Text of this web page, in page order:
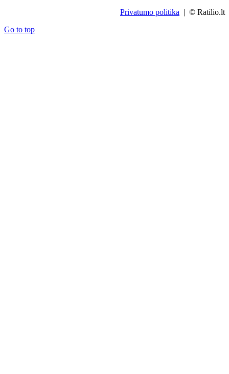
Privatumo politika | © Ratilio.lt
Go to top